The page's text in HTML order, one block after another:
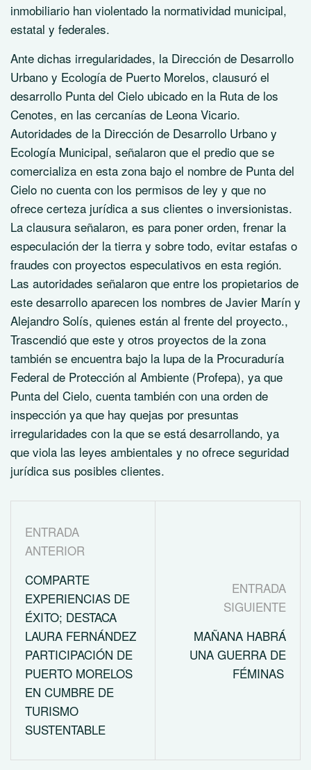
inmobiliario han violentado la normatividad municipal,
estatal y federales.
Ante dichas irregularidades, la Dirección de Desarrollo
Urbano y Ecología de Puerto Morelos, clausuró el
desarrollo Punta del Cielo ubicado en la Ruta de los
Cenotes, en las cercanías de Leona Vicario.
Autoridades de la Dirección de Desarrollo Urbano y
Ecología Municipal, señalaron que el predio que se
comercializa en esta zona bajo el nombre de Punta del
Cielo no cuenta con los permisos de ley y que no
ofrece certeza jurídica a sus clientes o inversionistas.
La clausura señalaron, es para poner orden, frenar la
especulación der la tierra y sobre todo, evitar estafas o
fraudes con proyectos especulativos en esta región.
Las autoridades señalaron que entre los propietarios de
este desarrollo aparecen los nombres de Javier Marín y
Alejandro Solís, quienes están al frente del proyecto.,
Trascendió que este y otros proyectos de la zona
también se encuentra bajo la lupa de la Procuraduría
Federal de Protección al Ambiente (Profepa), ya que
Punta del Cielo, cuenta también con una orden de
inspección ya que hay quejas por presuntas
irregularidades con la que se está desarrollando, ya
que viola las leyes ambientales y no ofrece seguridad
jurídica sus posibles clientes.
ENTRADA
ANTERIOR
COMPARTE
EXPERIENCIAS DE
ÉXITO; DESTACA
LAURA FERNÁNDEZ
PARTICIPACIÓN DE
PUERTO MORELOS
EN CUMBRE DE
TURISMO
SUSTENTABLE
ENTRADA
SIGUIENTE
MAÑANA HABRÁ
UNA GUERRA DE
FÉMINAS